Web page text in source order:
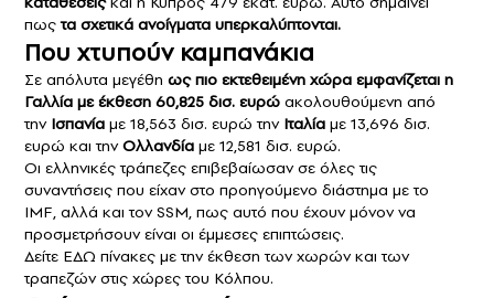
πωςτα σχετικά ανοίγματα υπερκαλύπτονται.
Που χτυπούν καμπανάκια
Σε απόλυτα μεγέθη ως πιο εκτεθειμένη χώρα εμφανίζεται η
Γαλλία με έκθεση 60,825 δισ. ευρώ ακολουθούμενη από
την Ισπανία με 18,563 δισ. ευρώ την Ιταλία με 13,696 δισ.
ευρώ και τηνΟλλανδία με 12,581 δισ. ευρώ.
Οι ελληνικές τράπεζες επιβεβαίωσαν σε όλες τις
συναντήσεις που είχαν στο προηγούμενο διάστημα με το
IMF, αλλά και τον SSM, πως αυτό που έχουν μόνον να
προσμετρήσουν είναι οι έμμεσες επιπτώσεις.
Δείτε ΕΔΩ πίνακες με την έκθεση των χωρών και των
τραπεζών στις χώρες του Κόλπου.